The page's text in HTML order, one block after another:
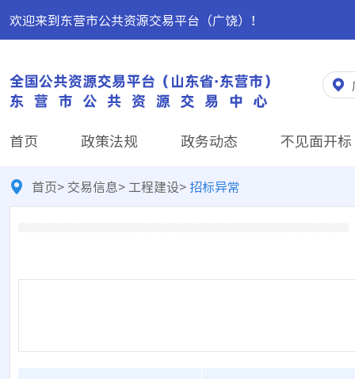
欢迎来到东营市公共资源交易平台（广饶）！
首页 政策法规 政务动态 不见面开标
首页> 交易信息> 工程建设>招标异常